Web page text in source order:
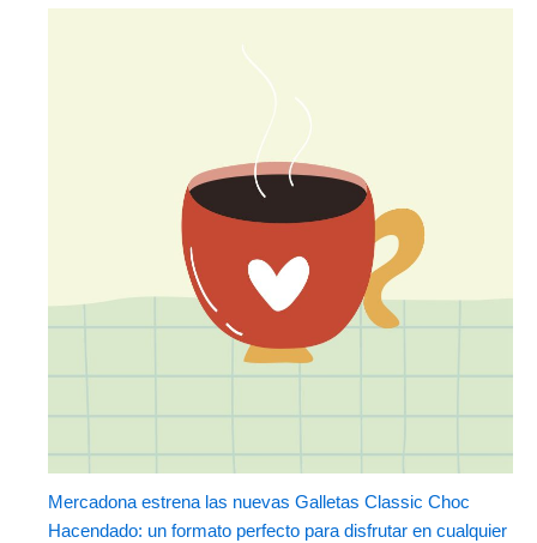
Mercadona estrena las nuevas Galletas Classic Choc
Hacendado: un formato perfecto para disfrutar en cualquier